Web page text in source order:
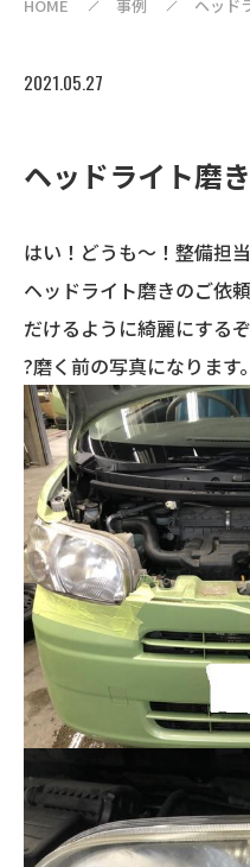
HOME 事例 ヘッド
2021.05.27
ヘッドライト磨き
はい！どうも～！整備担
ヘッドライト磨きのご依
だけるように綺麗にする
?磨く前の写真になります。